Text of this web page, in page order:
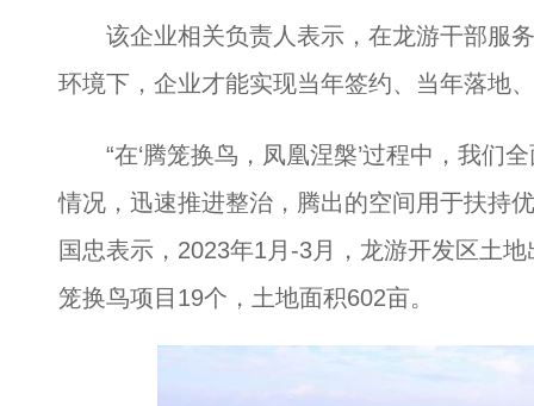
该企业相关负责人表示，在龙游干部服务
环境下，企业才能实现当年签约、当年落地
“在‘腾笼换鸟，凤凰涅槃’过程中，我们
情况，迅速推进整治，腾出的空间用于扶持
国忠表示，2023年1月-3月，龙游开发区土
笼换鸟项目19个，土地面积602亩。